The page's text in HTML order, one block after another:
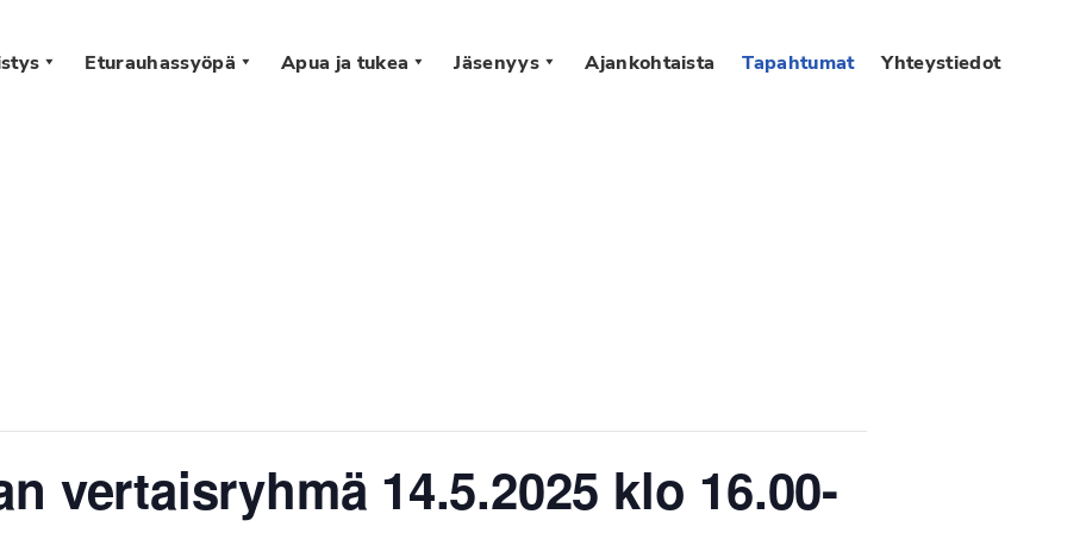
Eturauhassyöpä Apua ja tukea Jäsenyys Ajankohtaista Tapahtumat Yhteystiedot
vertaisryhmä 14.5.2025 klo 16.00-